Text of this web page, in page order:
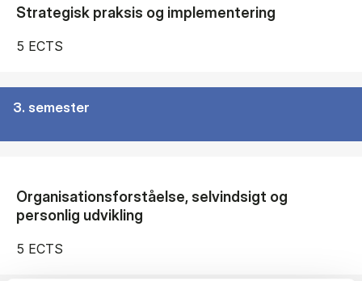
Strategisk praksis og implementering
5 ECTS
3. semester
Organisationsforståelse, selvindsigt og
personlig udvikling
5 ECTS